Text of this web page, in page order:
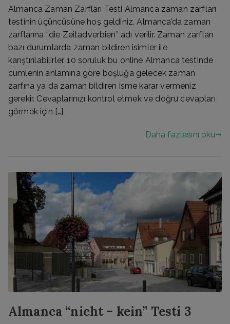
Almanca Zaman Zarfları Testi Almanca zaman zarfları
testinin üçüncüsüne hoş geldiniz. Almanca’da zaman
zarflarına “die Zeitadverbien” adı verilir. Zaman zarfları
bazı durumlarda zaman bildiren isimler ile
karıştırılabilirler. 10 soruluk bu online Almanca testinde
cümlenin anlamına göre boşluğa gelecek zaman
zarfına ya da zaman bildiren isme karar vermeniz
gerekir. Cevaplarınızı kontrol etmek ve doğru cevapları
görmek için […]
Daha fazlasını oku
Almanca “nicht – kein” Testi 3